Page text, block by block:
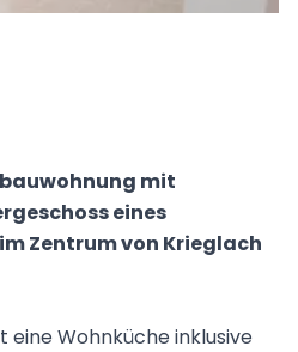
mit
eines
Zentrum von Krieglach
eine Wohnküche inklusive